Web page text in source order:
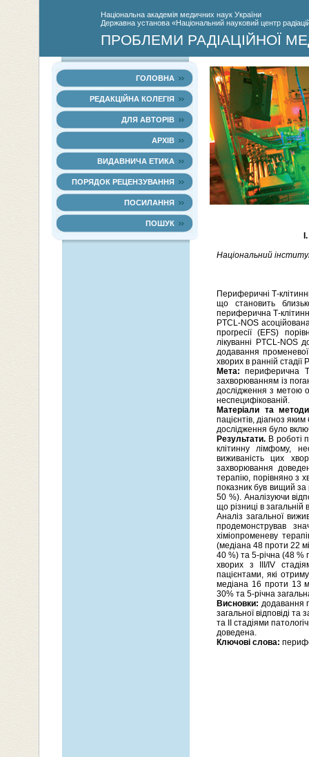
Нацiональна академiя медичних наук України
Державна установа «Національний науковий центр
ПРОБЛЕМИ РАДІАЦІЙНОЇ
ГОЛОВНА
РЕДАКЦІЙНА КОЛЕГІЯ
ДЛЯ АВТОРІВ
АРХІВ
ВИДАВНИЧА ЕТИКА
ПОРЯДОК РЕЦЕНЗУВАННЯ
ПОСИЛАННЯ
ПОШУК
Національний
Периферичні Т-
що становить
периферична Т-
PTCL-NOS
прогресії (EFS)
лікуванні PTCL-NOS
додавання
хворих в ранній стадії
Мета: периферична
захворюванням із
дослідження з метою
неспецифікованій.
Матеріали та
пацієнтів, діагноз
дослідження було
Результати. В роботі
клітинну лімфому,
виживаність цих
захворювання
терапію, порівняно з
показник був вищий за
50 %). Аналізуючи
що різниці в загальній
Аналіз загальної
продемонстрував
хіміопроменеву
(медіана 48 проти 22
40 %) та 5-річна (48 %
хворих з ІІІ/ІV
пацієнтами, які
медіана 16 проти 13
30% та 5-річна
Висновки: додавання
загальної відповіді
та ІІ стадіями
доведена.
Ключові слова: